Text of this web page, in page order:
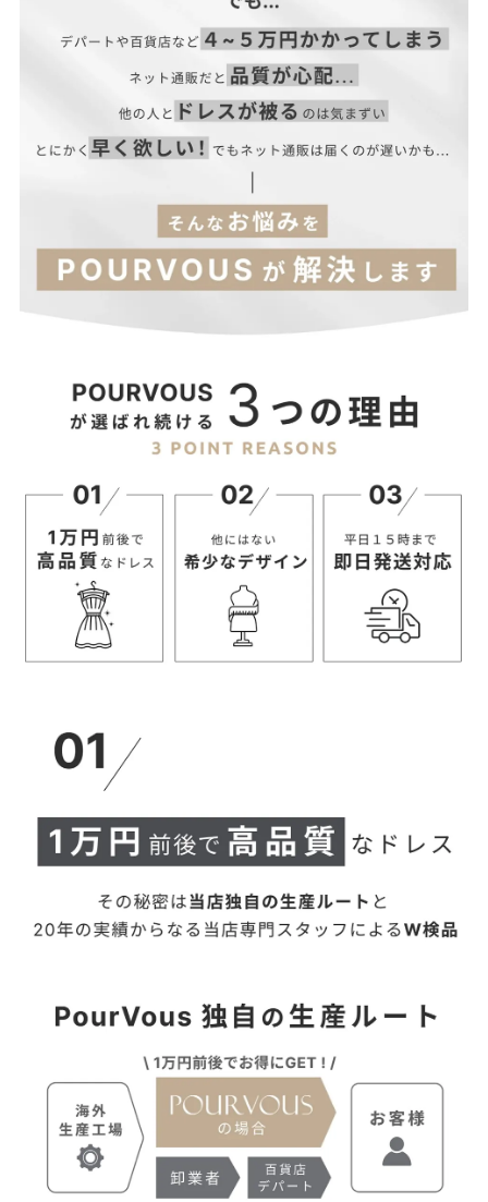
ァスナーを使用しています。
■光沢感：ややあり
■付属品：なし
33 46
L
121 34 46.5 100 72
【当店のサイズガイドはこちら→】